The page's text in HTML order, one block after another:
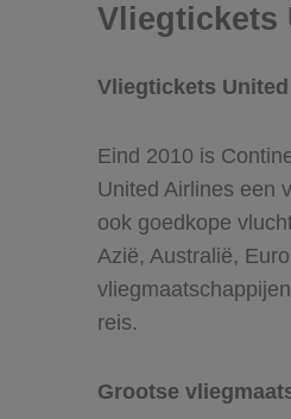
Vliegtickets
Vliegtickets
Eind 2010 is
United Airlines een
ook goedkope
Azië, Australië,
reis.
Grootse